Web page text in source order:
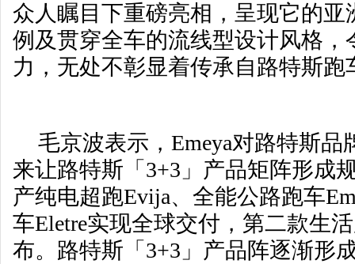
众人瞩目下重磅亮相，呈现它的亚
例及贯穿全车的流线型设计风格，
力，无处不彰显着传承自路特斯
毛京波表示，Emeya对路特斯
来让路特斯「3+3」产品矩阵形成
产纯电超跑Evija、全能公路跑车
车Eletre实现全球交付，第二款生
布。路特斯「3+3」产品阵逐渐形